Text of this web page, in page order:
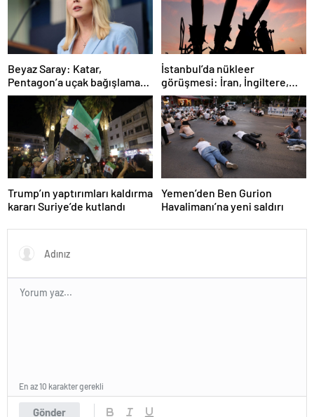
Beyaz Saray: Katar,
Pentagon’a uçak bağışlamayı
teklif etti
İstanbul’da nükleer
görüşmesi: İran, İngiltere,
Fransa ve Almanya buluşacak
Trump’ın yaptırımları kaldırma
kararı Suriye’de kutlandı
Yemen’den Ben Gurion
Havalimanı’na yeni saldırı
Gönder
En az 10 karakter gerekli